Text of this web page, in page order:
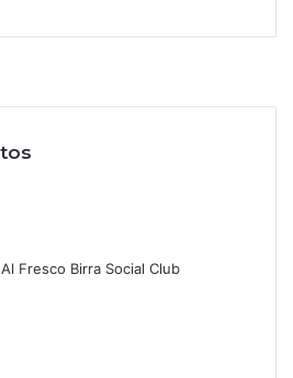
Fresco Birra Social Club